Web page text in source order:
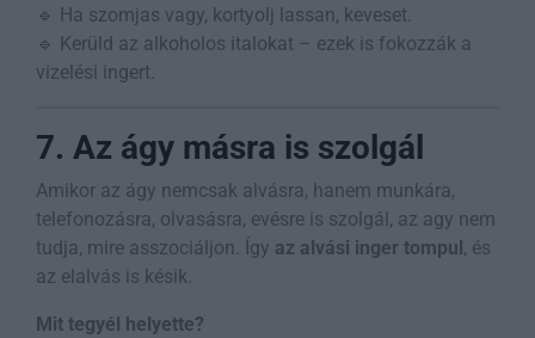
🔹 Ha szomjas vagy, kortyolj lassan, keveset.
🔹 Kerüld az alkoholos italokat – ezek is fokozzák a
vizelési ingert.
7. Az ágy másra is szolgál
Amikor az ágy nemcsak alvásra, hanem munkára,
telefonozásra, olvasásra, evésre is szolgál, az agy nem
tudja, mire asszociáljon. Így az alvási inger tompul , és
az elalvás is késik.
Mit tegyél helyette?